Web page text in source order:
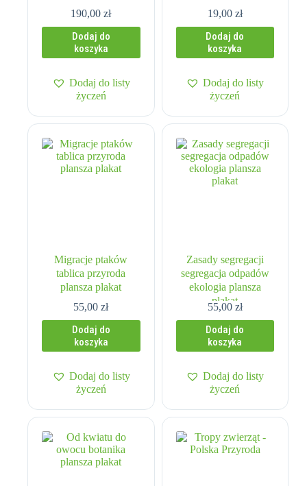
190,00zł
Dodaj do
koszyka
Dodaj do listy
życzeń
19,00 zł
Dodaj do
koszyka
Dodaj do listy
życzeń
Migracje ptaków
tablica przyroda
plansza plakat
55,00zł
Dodaj do
koszyka
Dodaj do listy
życzeń
Zasady segregacji
segregacja odpadów
ekologia plansza
plakat
55,00 zł
Dodaj do
koszyka
Dodaj do listy
życzeń